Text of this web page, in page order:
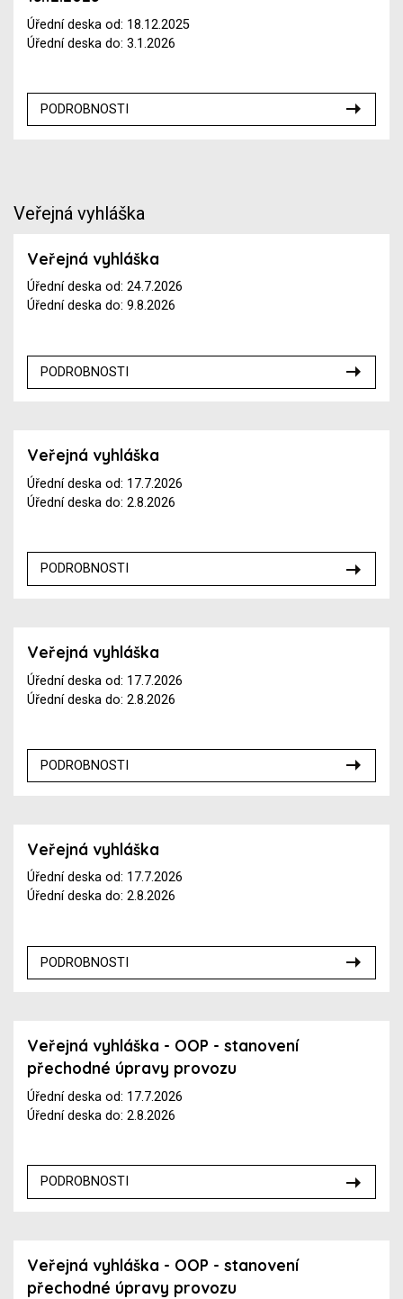
Úřední deska od: 18.12.2025
Úřední deska do: 3.1.2026
PODROBNOSTI
Veřejná vyhláška
Veřejná vyhláška
Úřední deska od: 24.7.2026
Úřední deska do: 9.8.2026
PODROBNOSTI
Veřejná vyhláška
Úřední deska od: 17.7.2026
Úřední deska do: 2.8.2026
PODROBNOSTI
Veřejná vyhláška
Úřední deska od: 17.7.2026
Úřední deska do: 2.8.2026
PODROBNOSTI
Veřejná vyhláška
Úřední deska od: 17.7.2026
Úřední deska do: 2.8.2026
PODROBNOSTI
Veřejná vyhláška - OOP - stanovení
přechodné úpravy provozu
Úřední deska od: 17.7.2026
Úřední deska do: 2.8.2026
PODROBNOSTI
Veřejná vyhláška - OOP - stanovení
přechodné úpravy provozu